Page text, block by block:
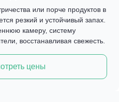
или порче продуктов в
резкий и устойчивый запах.
камеру, систему
восстанавливая свежесть.
цены